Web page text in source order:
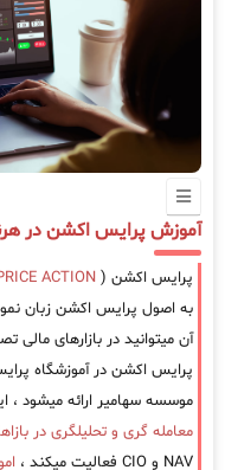
آموزش پرایس اکشن در
پرایس اکشن ( ACTION
به اصول پرایس اکشن زبان
آن میتوانید در بازارهای مالی
پرایس اکشن در آموزشگاه
موسسه سهامیر ارائه میشود ،
معامله گری و تحلیلگری در
NAV و CIO فعالیت میکند ،